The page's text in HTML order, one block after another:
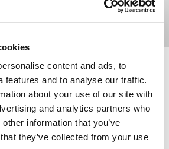
content and ads, to
features and to analyse our traffic.
about your use of our site with
and analytics partners who
information that you’ve
they’ve collected from your use
de techo vertical para montar 1
(selected)
Thule FastRide Portabicicletas de
Thule FastRide Negro (selected)
Thule FastRide
Portabicicletas de techo con
montaje en horquilla, fácil de usar,
para bicicletas con cierre rápido